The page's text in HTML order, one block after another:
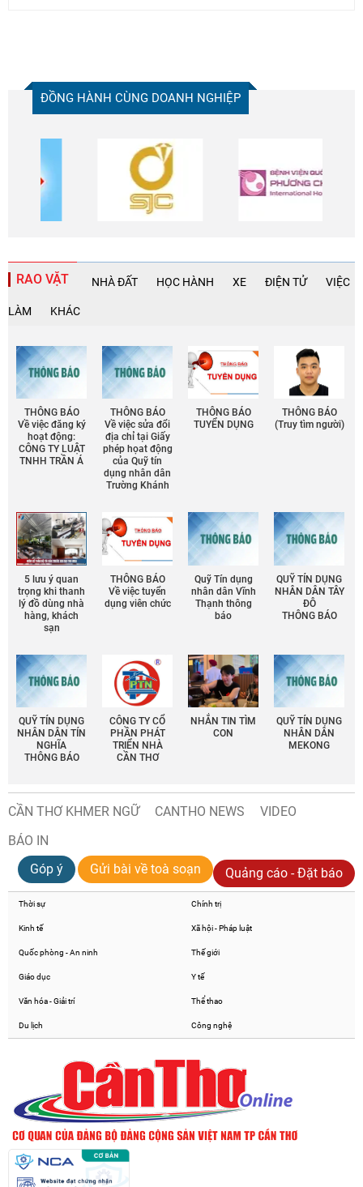
ĐỒNG HÀNH CÙNG DOANH NGHIỆP
RAO VẶT NHÀ ĐẤT HỌC HÀNH XE ĐIỆN TỬ VIỆC
LÀM KHÁC
THÔNG BÁO
Về việc đăng ký
hoạt động:
CÔNG TY LUẬT
TNHH TRẦN Á
THÔNG BÁO
Về việc sửa đổi
địa chỉ tại Giấy
phép họat động
của Quỹ tín
dụng nhân dân
Trường Khánh
THÔNG BÁO
TUYỂN DỤNG
THÔNG BÁO
(Truy tìm người)
5 lưu ý quan
trọng khi thanh
lý đồ dùng nhà
hàng, khách
sạn
THÔNG BÁO
Về việc tuyển
dụng viên chức
Quỹ Tín dụng
nhân dân Vĩnh
Thạnh thông
báo
QUỸ TÍN DỤNG
NHÂN DÂN TÂY
ĐÔ
THÔNG BÁO
QUỸ TÍN DỤNG
NHÂN DÂN TÍN
NGHĨA
THÔNG BÁO
CÔNG TY CỔ
PHẦN PHÁT
TRIỂN NHÀ
CẦN THƠ
NHẮN TIN TÌM
CON
QUỸ TÍN DỤNG
NHÂN DÂN
MEKONG
CẦN THƠ KHMER NGỮ CANTHO NEWS
VIDEO
BÁO IN
Góp ý
Gửi bài về toà soạn Quảng cáo - Đặt báo
Thời sự Chính trị
Kinh tế Xã hội - Pháp luật
Quốc phòng - An ninh Thế giới
Giáo dục Y tế
Văn hóa - Giải trí Thể thao
Du lịch Công nghệ